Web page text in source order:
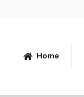
Home